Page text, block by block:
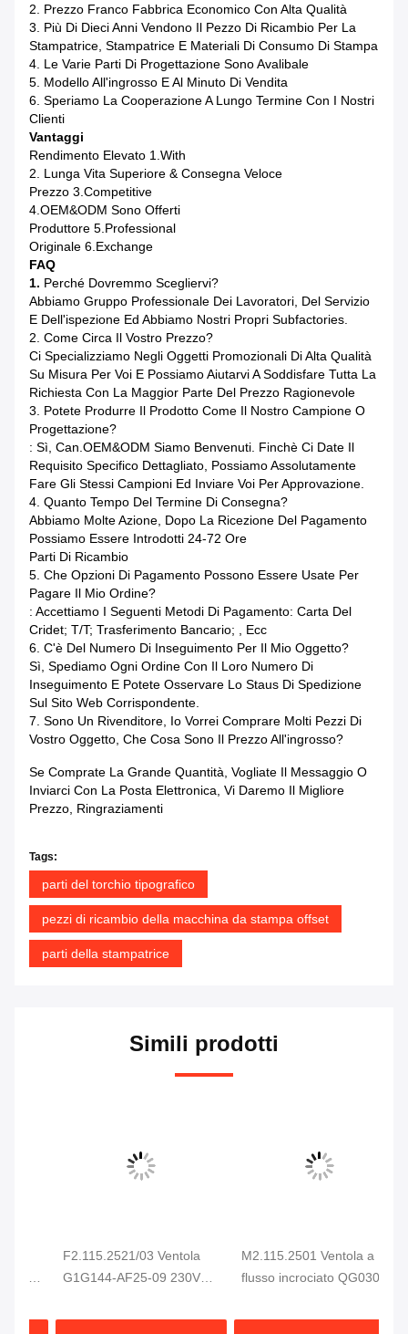
2. Prezzo Franco Fabbrica Economico Con Alta Qualità
3. Più Di Dieci Anni Vendono Il Pezzo Di Ricambio Per La
Stampatrice, Stampatrice E Materiali Di Consumo Di Stampa
4. Le Varie Parti Di Progettazione Sono Avalibale
5. Modello All'ingrosso E Al Minuto Di Vendita
6. Speriamo La Cooperazione A Lungo Termine Con I Nostri
Clienti
Vantaggi
Rendimento Elevato 1.With
2. Lunga Vita Superiore & Consegna Veloce
Prezzo 3.Competitive
4.OEM&ODM Sono Offerti
Produttore 5.Professional
Originale 6.Exchange
FAQ
1. Perché Dovremmo Scegliervi?
Abbiamo Gruppo Professionale Dei Lavoratori, Del Servizio
E Dell'ispezione Ed Abbiamo Nostri Propri Subfactories.
2. Come Circa Il Vostro Prezzo?
Ci Specializziamo Negli Oggetti Promozionali Di Alta Qualità
Su Misura Per Voi E Possiamo Aiutarvi A Soddisfare Tutta La
Richiesta Con La Maggior Parte Del Prezzo Ragionevole
3. Potete Produrre Il Prodotto Come Il Nostro Campione O
Progettazione?
: Sì, Can.OEM&ODM Siamo Benvenuti. Finchè Ci Date Il
Requisito Specifico Dettagliato, Possiamo Assolutamente
Fare Gli Stessi Campioni Ed Inviare Voi Per Approvazione.
4. Quanto Tempo Del Termine Di Consegna?
Abbiamo Molte Azione, Dopo La Ricezione Del Pagamento
Possiamo Essere Introdotti 24-72 Ore
Parti Di Ricambio
5. Che Opzioni Di Pagamento Possono Essere Usate Per
Pagare Il Mio Ordine?
: Accettiamo I Seguenti Metodi Di Pagamento: Carta Del
Cridet; T/T; Trasferimento Bancario; , Ecc
6. C'è Del Numero Di Inseguimento Per Il Mio Oggetto?
Sì, Spediamo Ogni Ordine Con Il Loro Numero Di
Inseguimento E Potete Osservare Lo Staus Di Spedizione
Sul Sito Web Corrispondente.
7. Sono Un Rivenditore, Io Vorrei Comprare Molti Pezzi Di
Vostro Oggetto, Che Cosa Sono Il Prezzo All'ingrosso?
Se Comprate La Grande Quantità, Vogliate Il Messaggio O
Inviarci Con La Posta Elettronica, Vi Daremo Il Migliore
Prezzo, Ringraziamenti
Tags:
parti del torchio tipografico
pezzi di ricambio della macchina da stampa offset
parti della stampatrice
Simili prodotti
F2.115.2521/03 Ventola
G1G144-AF25-09 230VAC
Stampa CD102 SM102
M2.115.2501 Ventola a
flusso incrociato QG030-
raffreddamento per